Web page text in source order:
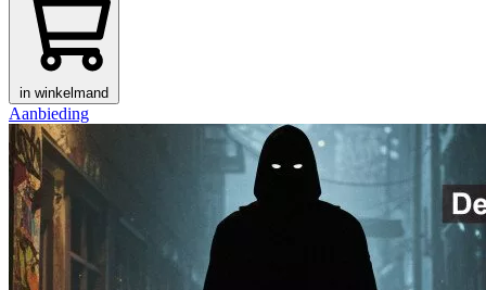
in winkelmand
Aanbieding